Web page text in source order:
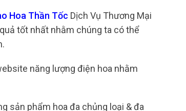
Hoa Thần Tốc Dịch Vụ Thương Mại
tốt nhất nhằm chúng ta có thể
năng lượng điện hoa nhằm
sản phẩm hoa đa chủng loại & đa